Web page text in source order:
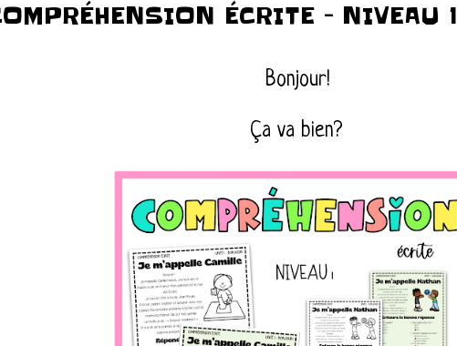
ÉCRITE - NIVEAU 1
Bonjour!
Ça va bien?